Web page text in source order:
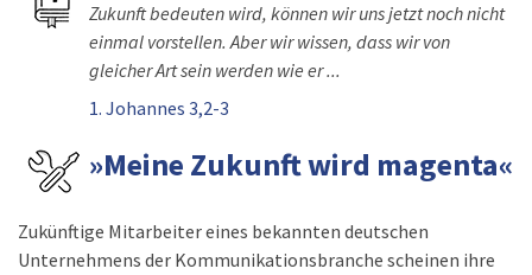
Zukunft bedeuten wird, können wir uns jetzt noch nicht
einmal vorstellen. Aber wir wissen, dass wir von
gleicher Art sein werden wie er ...
1. Johannes 3,2-3
»Meine Zukunft wird magenta«
Zukünftige Mitarbeiter eines bekannten deutschen
Unternehmens der Kommunikationsbranche scheinen ihre